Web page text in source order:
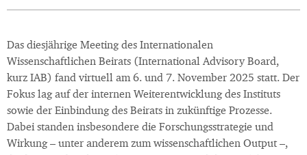
Das diesjährige Meeting des Internationalen
Wissenschaftlichen Beirats (International Advisory Board,
kurz IAB) fand virtuell am 6. und 7. November 2025 statt. Der
Fokus lag auf der internen Weiterentwicklung des Instituts
sowie der Einbindung des Beirats in zukünftige Prozesse.
Dabei standen insbesondere die Forschungsstrategie und
Wirkung – unter anderem zum wissenschaftlichen Output –,